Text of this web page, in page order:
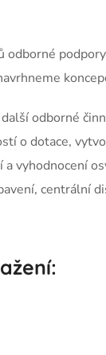
odborné
odborné
o dotace,
vyhodnocení
centrální